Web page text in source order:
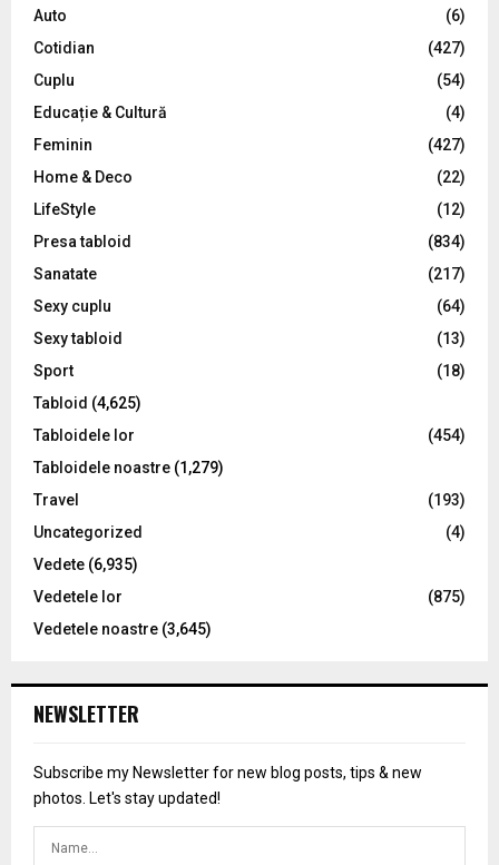
o
:
C
Auto
(6)
Cotidian
(427)
Cuplu
(54)
Educație & Cultură
(4)
Feminin
(427)
Home & Deco
(22)
LifeStyle
(12)
Presa tabloid
(834)
Sanatate
(217)
Sexy cuplu
(64)
Sexy tabloid
(13)
Sport
(18)
Tabloid (4,625)
Tabloidele lor
(454)
Tabloidele noastre (1,279)
Travel
(193)
Uncategorized
(4)
Vedete (6,935)
Vedetele lor
(875)
Vedetele noastre (3,645)
NEWSLETTER
Subscribe my Newsletter for new blog posts, tips & new
photos. Let's stay updated!